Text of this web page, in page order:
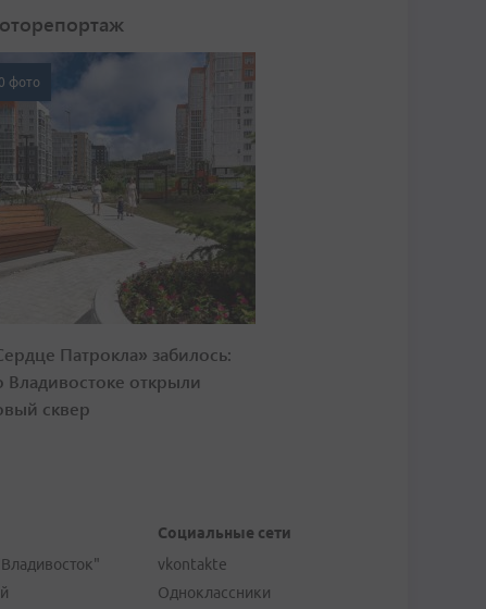
фото
Патрокла» забилось:
Владивостоке открыли
сквер
Социальные сети
vkontakte
Одноклассники